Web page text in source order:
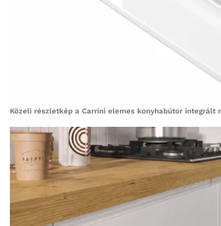
Közeli részletkép a Carrini elemes konyhabútor integrált